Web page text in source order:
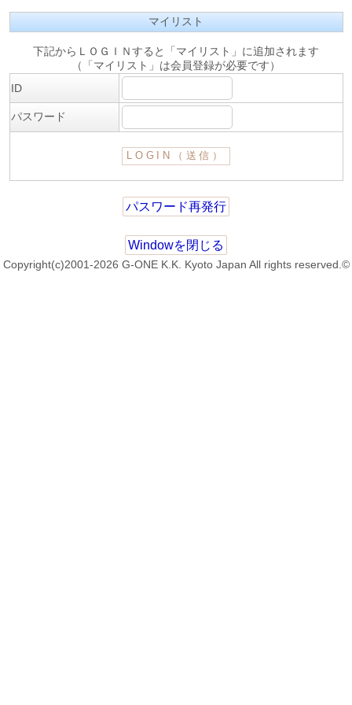
マイリスト
下記からＬＯＧＩＮすると「マイリスト」に追加されます
（「マイリスト」は会員登録が必要です）
ID
パスワード
パスワード再発行
Windowを閉じる
Copyright(c)2001-2026 G-ONE K.K. Kyoto Japan All rights reserved.©